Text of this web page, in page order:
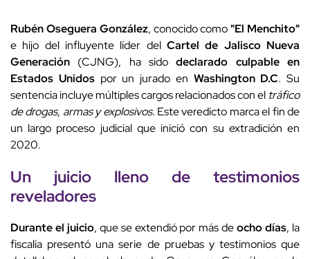
Rubén Oseguera González, conocido como "El Menchito"
e hijo del influyente líder del Cartel de Jalisco Nueva
Generación (CJNG), ha sidodeclarado culpable en
Estados Unidospor un jurado en Washington D.C. Su
sentencia incluye múltiples cargos relacionados con el tráfico
de drogas, armas y explosivos. Este veredicto marca el fin de
un largo proceso judicial que inició con su extradición en
2020.
Un juicio lleno de testimonios
reveladores
Durante el juicio, que se extendió por más deocho días, la
fiscalía presentó una serie de pruebas y testimonios que